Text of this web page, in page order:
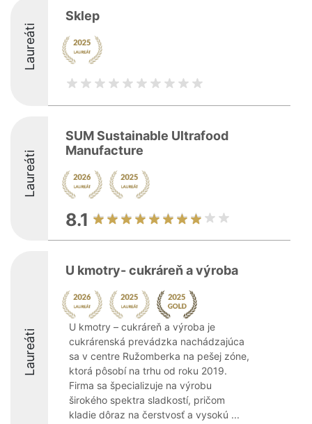
Laureáti
Sklep
Laureáti
SUM Sustainable Ultrafood
Manufacture
8.1
Laureáti
U kmotry- cukráreň a výroba
U kmotry – cukráreň a výroba je
cukrárenská prevádzka nachádzajúca
sa v centre Ružomberka na pešej zóne,
ktorá pôsobí na trhu od roku 2019.
Firma sa špecializuje na výrobu
širokého spektra sladkostí, pričom
kladie dôraz na čerstvosť a vysokú ...